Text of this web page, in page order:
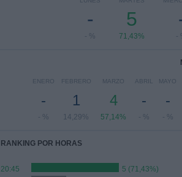
-
- %
5
71,43% -
ENERO
-
- %
FEBRERO
1
14,29%
MARZO
4
57,14%
ABRIL
-
- %
MAYO
-
- %
RANKING POR HORAS
20:45
5 (71,43%)